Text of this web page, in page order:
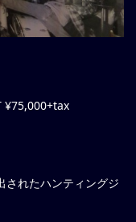
¥75,000+tax
されたハンティングジ